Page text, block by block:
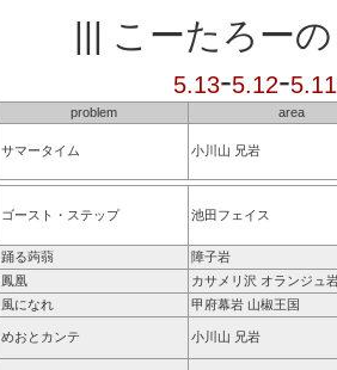
||| こーたろー
5.13-5.12-5.11
problem area
サマータイム 小川山 兄岩
ゴースト・ステップ 池田フェイス
踊る蒟蒻
障子岩
鳳凰
カサメリ沢 オランジュ
風になれ
甲府幕岩 山椒王国
めおとカンテ 小川山 兄岩